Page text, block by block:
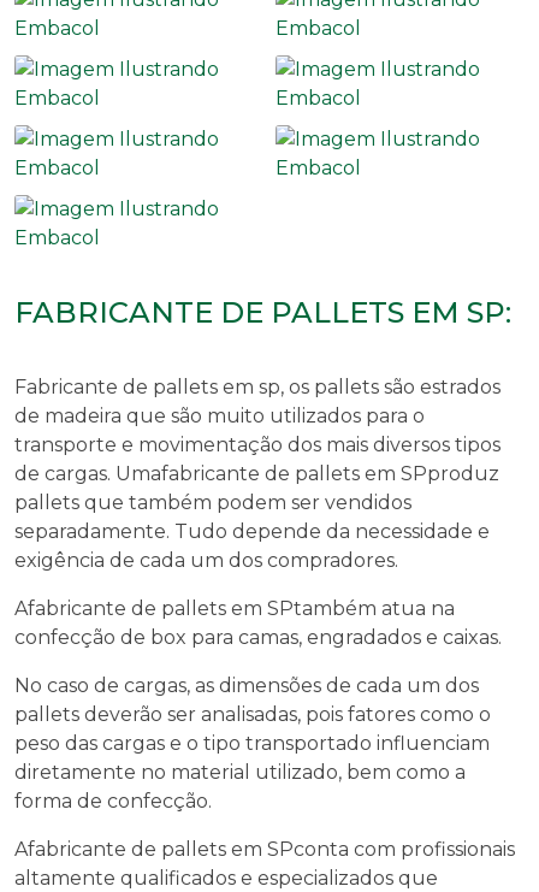
FABRICANTE DE PALLETS EM SP:
Fabricante de pallets em sp, os pallets são estrados
de madeira que são muito utilizados para o
transporte e movimentação dos mais diversos tipos
de cargas. Umafabricante de pallets em SPproduz
pallets que também podem ser vendidos
separadamente. Tudo depende da necessidade e
exigência de cada um dos compradores.
Afabricante de pallets em SPtambém atua na
confecção de box para camas, engradados e caixas.
No caso de cargas, as dimensões de cada um dos
pallets deverão ser analisadas, pois fatores como o
peso das cargas e o tipo transportado influenciam
diretamente no material utilizado, bem como a
forma de confecção.
Afabricante de pallets em SPconta com profissionais
altamente qualificados e especializados que